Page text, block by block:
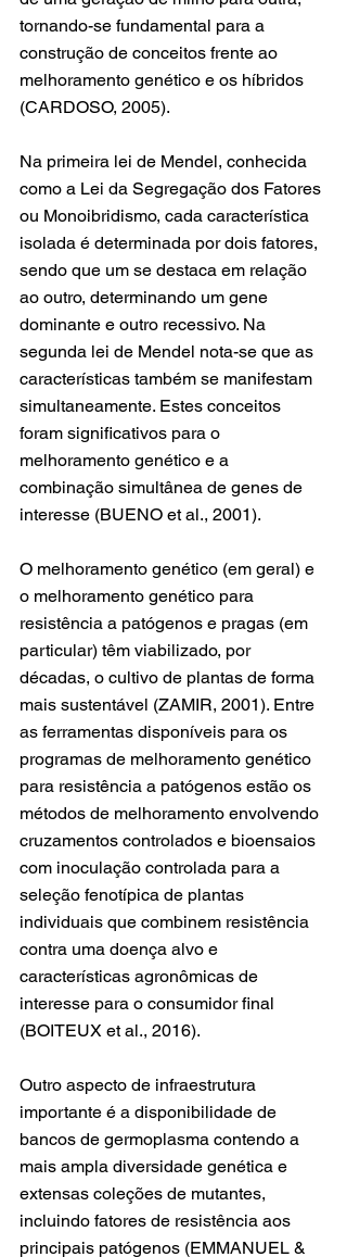
tornando-se fundamental para a
construção de conceitos frente ao
melhoramento genético e os híbridos
(CARDOSO, 2005).
Na primeira lei de Mendel, conhecida
como a Lei da Segregação dos Fatores
ou Monoibridismo, cada característica
isolada é determinada por dois fatores,
sendo que um se destaca em relação
ao outro, determinando um gene
dominante e outro recessivo. Na
segunda lei de Mendel nota-se que as
características também se manifestam
simultaneamente. Estes conceitos
foram significativos para o
melhoramento genético e a
combinação simultânea de genes de
interesse (BUENO et al., 2001).
O melhoramento genético (em geral) e
o melhoramento genético para
resistência a patógenos e pragas (em
particular) têm viabilizado, por
décadas, o cultivo de plantas de forma
mais sustentável (ZAMIR, 2001). Entre
as ferramentas disponíveis para os
programas de melhoramento genético
para resistência a patógenos estão os
métodos de melhoramento envolvendo
cruzamentos controlados e bioensaios
com inoculação controlada para a
seleção fenotípica de plantas
individuais que combinem resistência
contra uma doença alvo e
características agronômicas de
interesse para o consumidor final
(BOITEUX et al., 2016).
Outro aspecto de infraestrutura
importante é a disponibilidade de
bancos de germoplasma contendo a
mais ampla diversidade genética e
extensas coleções de mutantes,
incluindo fatores de resistência aos
principais patógenos (EMMANUEL &